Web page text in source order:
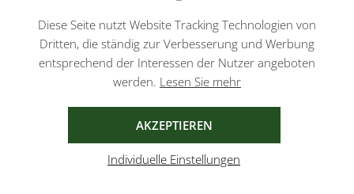
Diese Seite nutzt Website Tracking Technologien von
Dritten, die ständig zur Verbesserung und Werbung
entsprechend der Interessen der Nutzer angeboten
werden. Lesen Sie mehr
AKZEPTIEREN
Individuelle Einstellungen